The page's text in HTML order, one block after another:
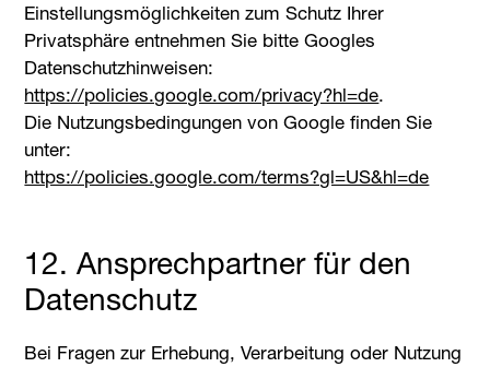
Einstellungsmöglichkeiten zum Schutz Ihrer
Privatsphäre entnehmen Sie bitte Googles
Datenschutzhinweisen:
https://policies.google.com/privacy?hl=de.
Die Nutzungsbedingungen von Google finden Sie
unter:
https://policies.google.com/terms?gl=US&hl=de
12. Ansprechpartner für den
Datenschutz
Bei Fragen zur Erhebung, Verarbeitung oder Nutzung